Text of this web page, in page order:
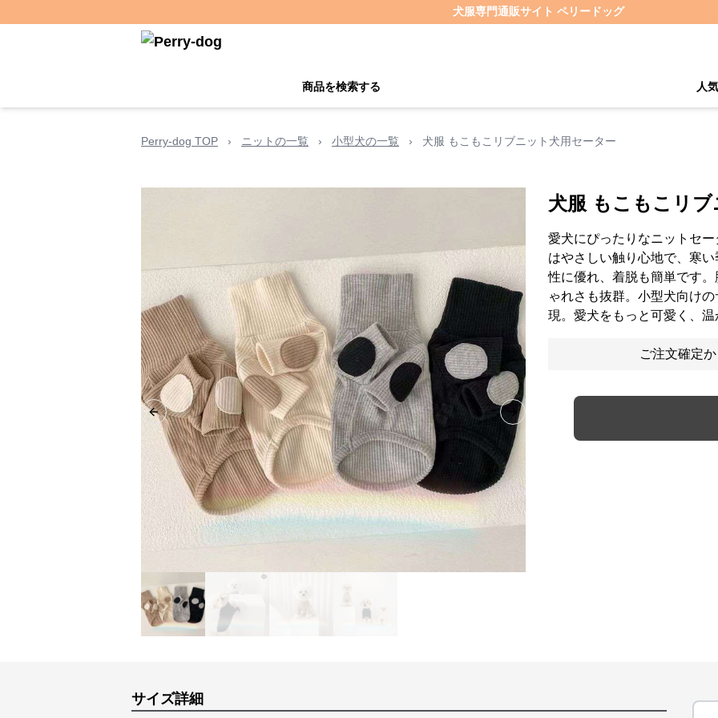
犬服専門通販サイト ペリードッグ
商品を検索する 人
Perry-dog TOP › ニットの一覧 › 小型犬の一覧 › 犬服 もこもこリブニット犬用セーター
Previous slide Next slide
犬服 もこもこリ
愛犬にぴったりなニットセ
はやさしい触り心地で、寒
性に優れ、着脱も簡単です
ゃれさも抜群。小型犬向け
現。愛犬をもっと可愛く、
ご注文確定
サイズ詳細